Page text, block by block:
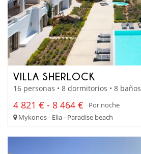
VILLA SHERLOCK
16 personas • 8 dormitorios • 8 baños
4 821 € - 8 464 €
Por noche
Mykonos - Elia - Paradise beach